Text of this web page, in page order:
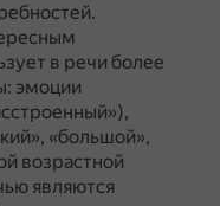
в речи более
эмоции
«большой»,
возрастной
являются